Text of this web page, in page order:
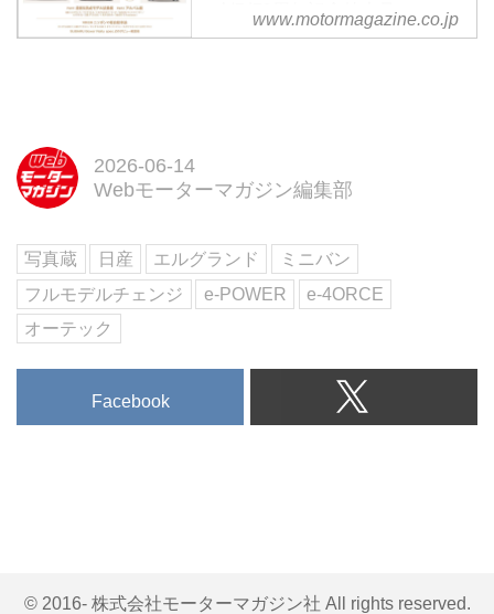
次元で両立されていたことだっ
＜創刊70周年記念特大号＞
【特集】「最新国産車大全
試し読み
2026」では、世界が揺らぐ時代
でも進化する日本車の現在地を総
覧。日産エルグランド・プロトタ
www.motormagazine.co.jp
2026-06-14
Webモーターマガジン編集部
写真蔵 日産 エルグランド
ミニバン
フルモデルチェンジ
e-POWER
e-4ORCE
オーテック
Facebook
© 2016- 株式会社モーターマガジン社 All rights reserved.